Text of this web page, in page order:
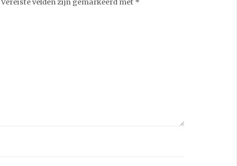
Vereiste velden zijn gemarkeerd met *